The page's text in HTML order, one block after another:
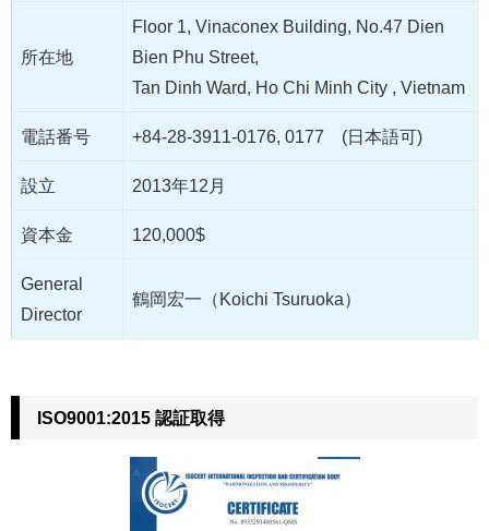
所在地
Floor 1, Vinaconex Building, No.47 Dien
Bien Phu Street,
Tan Dinh Ward, Ho Chi Minh City , Vietnam​
電話番号 +84-28-3911-0176, 0177 (日本語可)
設立 2013年12月
資本金 120,000$
General
Director
鶴岡宏一（Koichi Tsuruoka）
ISO9001:2015 認証取得